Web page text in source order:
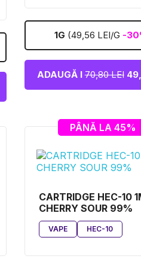
1G (49,56 LEI/G -
ADAUGĂ I70,80 LEI
PÂNĂ LA 45%
CARTRIDGE HEC-10
CHERRY SOUR 99%
VAPE HEC-10